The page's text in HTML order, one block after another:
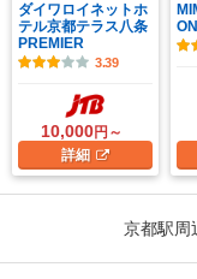
ダイワロイネットホ
テル京都テラス八条
PREMIER
3.39
10,000円～
詳細
ON
京都駅周